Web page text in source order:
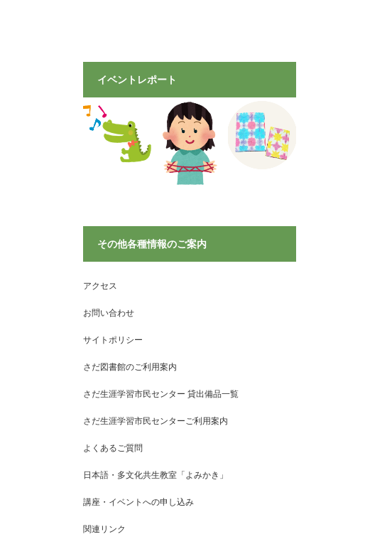
イベントレポート
その他各種情報のご案内
アクセス
お問い合わせ
サイトポリシー
さだ図書館のご利用案内
さだ生涯学習市民センター 貸出備品一覧
さだ生涯学習市民センターご利用案内
よくあるご質問
日本語・多文化共生教室「よみかき」
講座・イベントへの申し込み
関連リンク